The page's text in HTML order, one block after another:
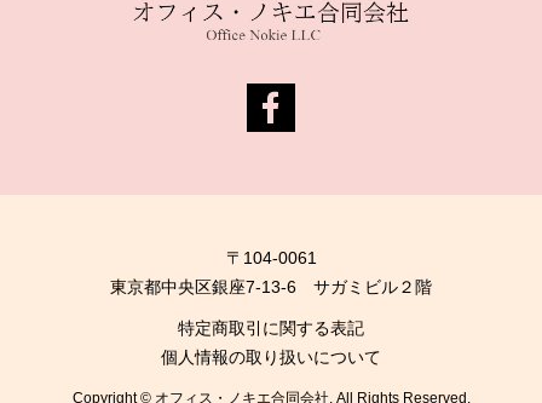
〒104-0061
東京都中央区銀座7-13-6 サガミビル２階
特定商取引に関する表記
個人情報の取り扱いについて
Copyright © オフィス・ノキエ合同会社. All Rights Reserved.